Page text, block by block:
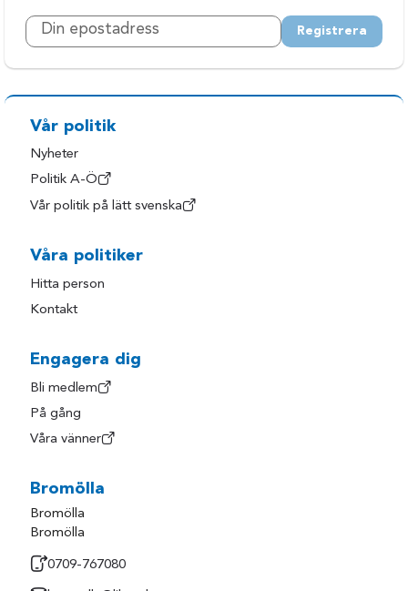
Registrera
Vår politik
Nyheter
Politik A-Ö
Vår politik på lätt svenska
Våra politiker
Hitta person
Kontakt
Engagera dig
Bli medlem
På gång
Våra vänner
Bromölla
Bromölla
Bromölla
0709-767080